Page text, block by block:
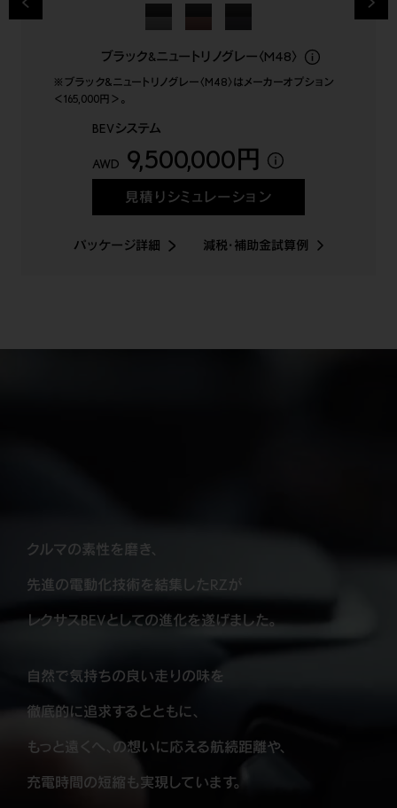
ブラック&ニュートリノグレー〈M48〉
ブラック&ニュートリノグレー〈M48〉はメーカーオプション
＜165,000円＞。
BEVシステム
AWD 9,500,000円
見積りシミュレーション
パッケージ詳細 減税・補助金試算例
クルマの素性を磨き、
先進の電動化技術を結集したRZが
レクサスBEVとしての進化を遂げました。
自然で気持ちの良い走りの味を
徹底的に追求するとともに、
もっと遠くへ、の想いに応える航続距離や、
充電時間の短縮も実現しています。